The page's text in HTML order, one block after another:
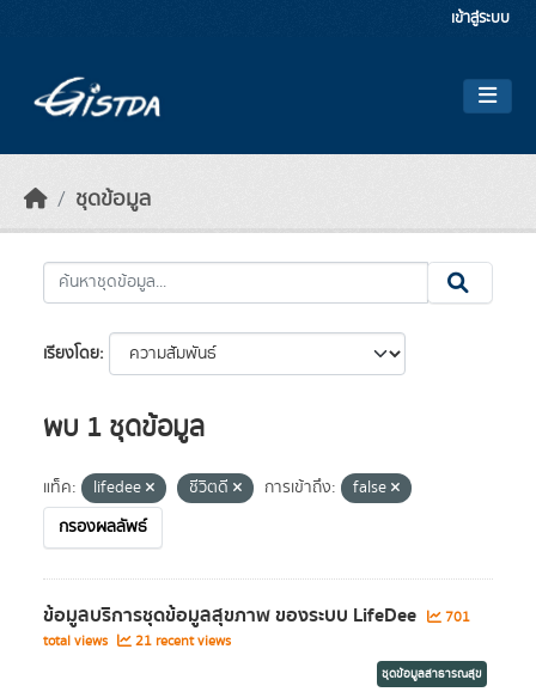
เข้าสู่ระบบ
ชุดข้อมูล
เรียงโดย
พบ 1 ชุดข้อมูล
แท็ค: lifedee ชีวิตดี การเข้าถึง:
false
กรองผลลัพธ์
ข้อมูลบริการชุดข้อมูลสุขภาพ ของระบบ LifeDee
701
total views
21 recent views
ชุดข้อมูลสาธารณสุข